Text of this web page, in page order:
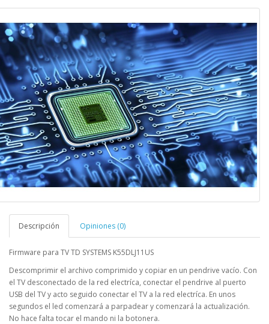
Descripción Opiniones (0)
Firmware para TV TD SYSTEMS K55DLJ11US
Descomprimir el archivo comprimido y copiar en un pendrive vacío. Con
el TV desconectado de la red electríca, conectar el pendrive al puerto
USB del TV y acto seguido conectar el TV a la red electríca. En unos
segundos el led comenzará a parpadear y comenzará la actualización.
No hace falta tocar el mando ni la botonera.